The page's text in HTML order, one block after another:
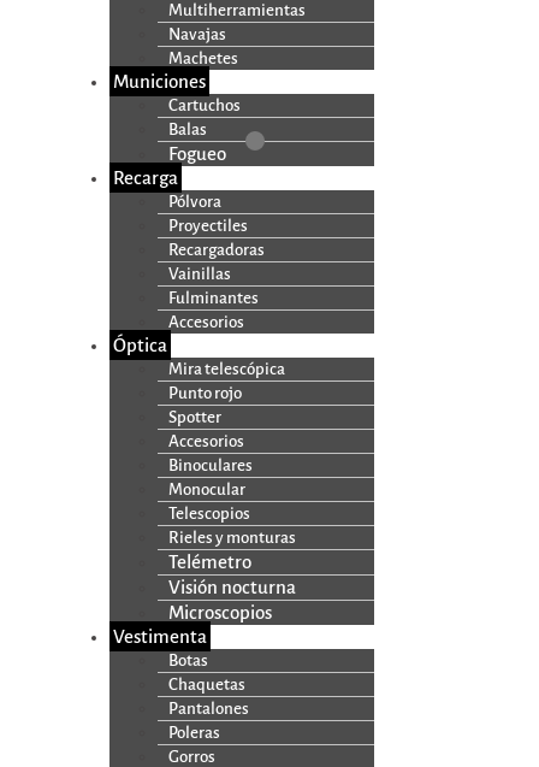
Multiherramientas
Navajas
Machetes
Municiones
Cartuchos
Balas
Fogueo
Recarga
Pólvora
Proyectiles
Recargadoras
Vainillas
Fulminantes
Accesorios
Óptica
Mira telescópica
Punto rojo
Spotter
Accesorios
Binoculares
Monocular
Telescopios
Rieles y monturas
Telémetro
Visión nocturna
Microscopios
Vestimenta
Botas
Chaquetas
Pantalones
Poleras
Gorros